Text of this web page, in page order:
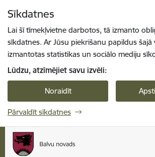
Sīkdatnes
Lai šī tīmekļvietne darbotos, tā izmanto
sīkdatnes. Ar Jūsu piekrišanu papildus
izmantotas statistikas un sociālo mediju
Lūdzu, atzīmējiet savu izvēli:
Noraidīt
Pārvaldīt sīkdatnes